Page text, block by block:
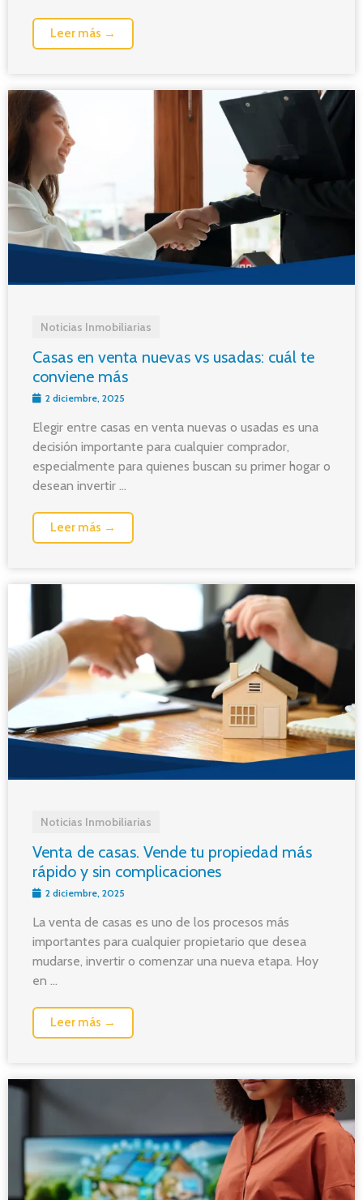
Leer más →
Noticias Inmobiliarias
Casas en venta nuevas vs usadas: cuál te
conviene más
2 diciembre, 2025
Elegir entre casas en venta nuevas o usadas es una
decisión importante para cualquier comprador,
especialmente para quienes buscan su primer hogar o
desean invertir ...
Leer más →
Noticias Inmobiliarias
Venta de casas. Vende tu propiedad más
rápido y sin complicaciones
2 diciembre, 2025
La venta de casas es uno de los procesos más
importantes para cualquier propietario que desea
mudarse, invertir o comenzar una nueva etapa. Hoy
en ...
Leer más →